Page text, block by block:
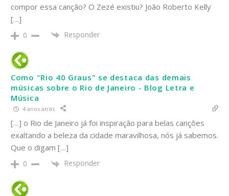
compor essa canção? O Zezé existiu? João Roberto Kelly
[…]
0 Responder
Como "Rio 40 Graus" se destaca das demais
músicas sobre o Rio de Janeiro - Blog Letra e
Música
4 anos atrás
[…] o Rio de Janeiro já foi inspiração para belas canções
exaltando a beleza da cidade maravilhosa, nós já sabemos.
Que o digam […]
0 Responder